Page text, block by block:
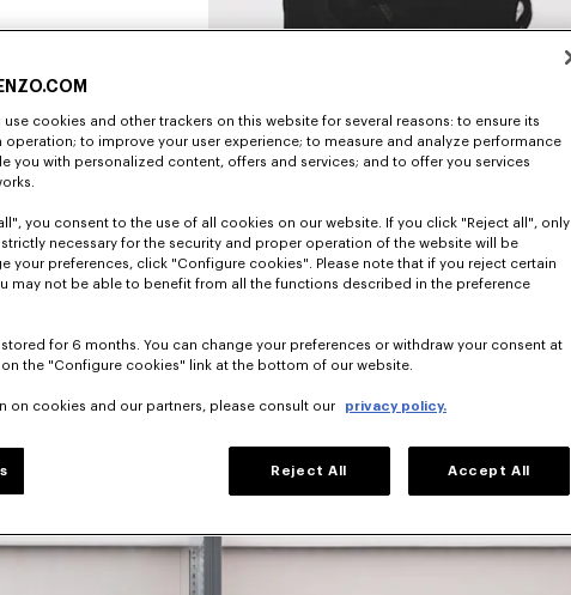
use cookies and other trackers on this website for several reasons: to ensure its
operation; to improve your user experience; to measure and analyze performance
you with personalized content, offers and services; and to offer you services
you consent to the use of all cookies on our website. If you click "Reject all", only
necessary for the security and proper operation of the website will be
your preferences, click "Configure cookies". Please note that if you reject certain
may not be able to benefit from all the functions described in the preference
for 6 months. You can change your preferences or withdraw your consent at
the "Configure cookies" link at the bottom of our website.
on cookies and our partners, please consult our privacy policy.
Reject All Accept All